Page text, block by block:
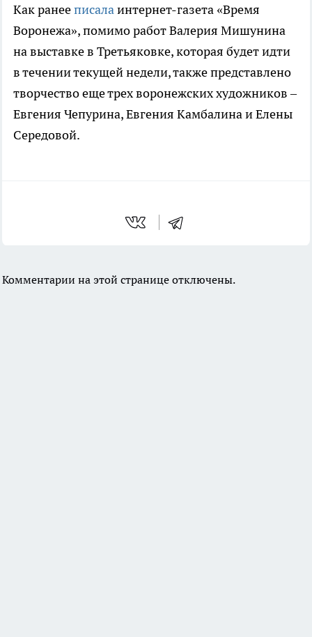
Как ранееписалаинтернет-газета «Время
Воронежа», помимо работ Валерия Мишунина
на выставке в Третьяковке, которая будет идти
в течении текущей недели, также представлено
творчество еще трех воронежских художников –
Евгения Чепурина, Евгения Камбалина и Елены
Середовой.
Комментарии на этой странице отключены.